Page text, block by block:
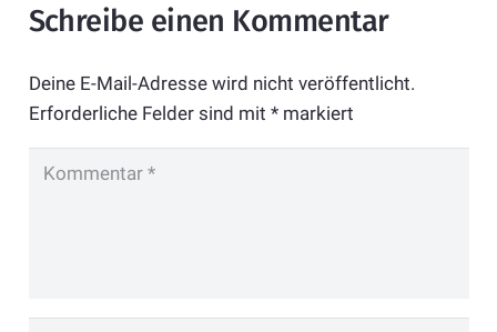
Schreibe einen Kommentar
Deine E-Mail-Adresse wird nicht veröffentlicht.
Erforderliche Felder sind mit *markiert